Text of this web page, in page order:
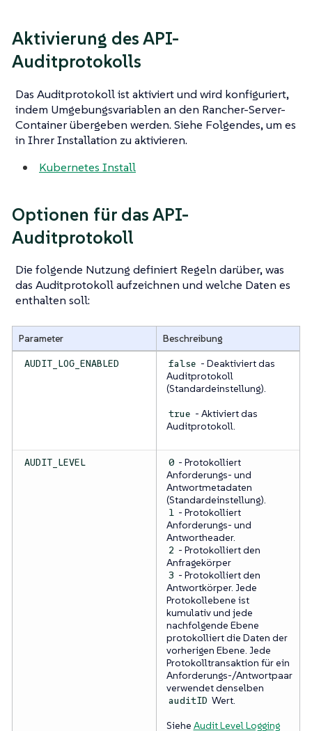
Aktivierung des API-
Auditprotokolls
Das Auditprotokoll ist aktiviert und wird konfiguriert,
indem Umgebungsvariablen an den Rancher-Server-
Container übergeben werden. Siehe Folgendes, um es
in Ihrer Installation zu aktivieren.
Kubernetes Install
Optionen für das API-
Auditprotokoll
Die folgende Nutzung definiert Regeln darüber, was
das Auditprotokoll aufzeichnen und welche Daten es
enthalten soll:
Parameter Beschreibung
AUDIT_LOG_ENABLED false - Deaktiviert das
Auditprotokoll
(Standardeinstellung).
true - Aktiviert das
Auditprotokoll.
AUDIT_LEVEL 0 - Protokolliert
Anforderungs- und
Antwortmetadaten
(Standardeinstellung).
1 - Protokolliert
Anforderungs- und
Antwortheader.
2 - Protokolliert den
Anfragekörper
3 - Protokolliert den
Antwortkörper. Jede
Protokollebene ist
kumulativ und jede
nachfolgende Ebene
protokolliert die Daten der
vorherigen Ebene. Jede
Protokolltransaktion für ein
Anforderungs-/Antwortpaar
verwendet denselben
auditID Wert.
Siehe Audit Level Logging